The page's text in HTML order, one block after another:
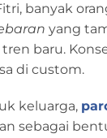
banyak
yang
baru.
di custom.
keluarga,
sebagai